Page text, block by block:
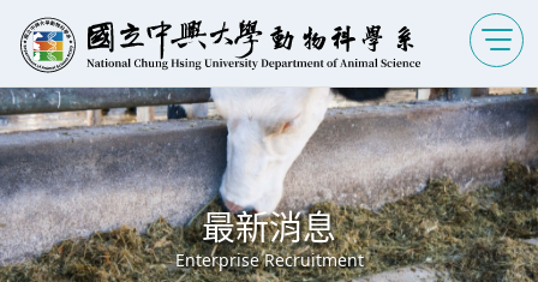
最新消息
Enterprise Recruitment